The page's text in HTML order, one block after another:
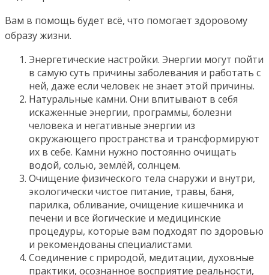
Вам в помощь будет всё, что помогает здоровому
образу жизни.
Энергетические настройки. Энергии могут пойти
в самую суть причины заболевания и работать с
ней, даже если человек не знает этой причины.
Натуральные камни. Они впитывают в себя
искаженные энергии, программы, болезни
человека и негативные энергии из
окружающего пространства и трансформируют
их в себе. Камни нужно постоянно очищать
водой, солью, землёй, солнцем.
Очищение физического тела снаружи и внутри,
экологически чистое питание, травы, баня,
парилка, обливание, очищение кишечника и
печени и все йогические и медицинские
процедуры, которые вам подходят по здоровью
и рекомендованы специалистами.
Соединение с природой, медитации, духовные
практики, осознанное восприятие реальности,